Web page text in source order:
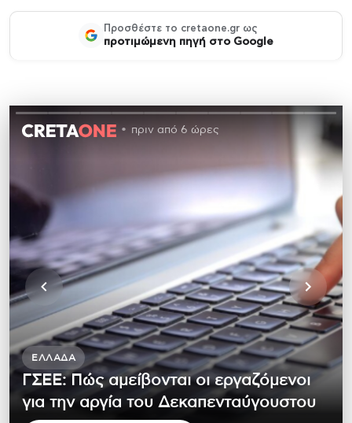
Προσθέστε το cretaone.gr ως
προτιμώμενη πηγή στο Google
πριν από 6 ώρες
ΕΛΛΆΔΑ
ΓΣΕΕ: Πώς αμείβονται οι εργαζόμενοι
για την αργία του Δεκαπενταύγουστου